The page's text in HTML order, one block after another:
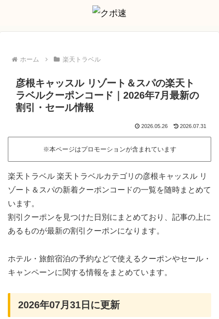
ホーム 楽天トラベル
彦根キャッスル リゾート＆スパの楽天ト
ラベルクーポンコード｜2026年7月最新の
割引・セール情報
2026.05.26 2026.07.31
※本ページはプロモーションが含まれています
楽天トラベル 楽天トラベルカテゴリの彦根キャッスル リ
ゾート＆スパの新着クーポンコードの一覧を随時まとめて
います。
割引クーポンを見つけた日別にまとめており、記事の上に
あるものが最新の割引クーポンになります。
ホテル・旅館宿泊の予約などで使えるクーポンやセール・
キャンペーンに関する情報をまとめています。
2026年07月31日に更新